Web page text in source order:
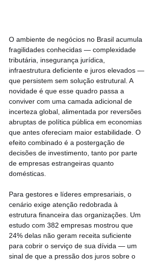
O ambiente de negócios no Brasil acumula
fragilidades conhecidas — complexidade
tributária, insegurança jurídica,
infraestrutura deficiente e juros elevados —
que persistem sem solução estrutural. A
novidade é que esse quadro passa a
conviver com uma camada adicional de
incerteza global, alimentada por reversões
abruptas de política pública em economias
que antes ofereciam maior estabilidade. O
efeito combinado é a postergação de
decisões de investimento, tanto por parte
de empresas estrangeiras quanto
domésticas.
Para gestores e líderes empresariais, o
cenário exige atenção redobrada à
estrutura financeira das organizações. Um
estudo com 382 empresas mostrou que
24% delas não geram receita suficiente
para cobrir o serviço de sua dívida — um
sinal de que a pressão dos juros sobre o